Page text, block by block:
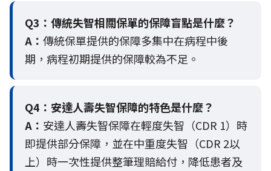
Q3： 傳統失智相關保單的保障盲點是什麼？
A： 傳統保單提供的保障多集中在病程中後
期，病程初期提供的保障較為不足。
Q4： 安達人壽失智保障的特色是什麼？
A： 安達人壽失智保障在輕度失智（CDR 1）時
即提供部分保障，並在中重度失智（CDR 2以
上）時一次性提供整筆理賠給付，降低患者及